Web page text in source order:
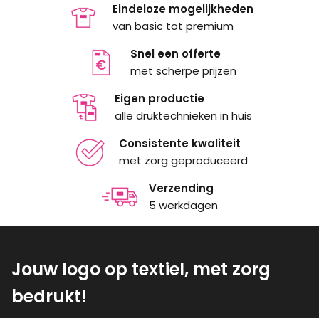
Eindeloze mogelijkheden
van basic tot premium
Snel een offerte
met scherpe prijzen
Eigen productie
alle druktechnieken in huis
Consistente kwaliteit
met zorg geproduceerd
Verzending
5 werkdagen
Jouw logo op textiel, met zorg
bedrukt!